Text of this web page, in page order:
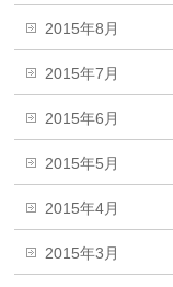
2015年8月
2015年7月
2015年6月
2015年5月
2015年4月
2015年3月